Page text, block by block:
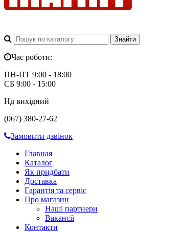
Час роботи:
ПН-ПТ 9:00 - 18:00
СБ 9:00 - 15:00
Нд вихідний
(067) 380-27-62
Замовити дзвінок
Главная
Каталог
Як придбати
Доставка
Гарантія та сервіс
Про магазин
Наші партнери
Вакансії
Контакти